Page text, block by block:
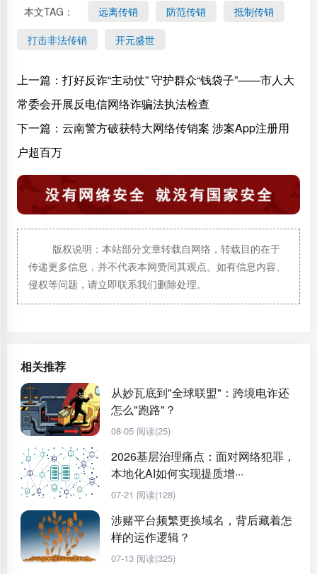
本文TAG： 远离传销 防范传销
抵制传销
打击非法传销
开元盛世
上一篇：打好反诈“主动仗” 守护群众“钱袋子”——市人大
常委会开展反电信网络诈骗法执法检查
下一篇：云南警方破获特大网络传销案 涉案App注册用
户超百万
版权说明：本站部分文章转载自网络，转载目的在于
传递更多信息，并不代表本网赞同其观点。如有信息内容、
侵权等问题，请立即联系我们删除处理。
相关推荐
从妙瓦底到"全球联盟"：跨境电诈还
怎么"跑路"？
08-05 阅读(25)
2026基层治理痛点：面对网络犯罪，
本地化AI如何实现提质增···
07-21 阅读(128)
涉赌平台频繁更换域名，背后藏着怎
样的运作逻辑？
07-13 阅读(325)